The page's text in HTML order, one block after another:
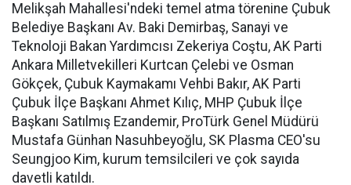
Melikşah Mahallesi'ndeki temel atma törenine Çubuk
Belediye Başkanı Av. Baki Demirbaş, Sanayi ve
Teknoloji Bakan Yardımcısı Zekeriya Coştu, AK Parti
Ankara Milletvekilleri Kurtcan Çelebi ve Osman
Gökçek, Çubuk Kaymakamı Vehbi Bakır, AK Parti
Çubuk İlçe Başkanı Ahmet Kılıç, MHP Çubuk İlçe
Başkanı Satılmış Ezandemir, ProTürk Genel Müdürü
Mustafa Günhan Nasuhbeyoğlu, SK Plasma CEO'su
Seungjoo Kim, kurum temsilcileri ve çok sayıda
davetli katıldı.